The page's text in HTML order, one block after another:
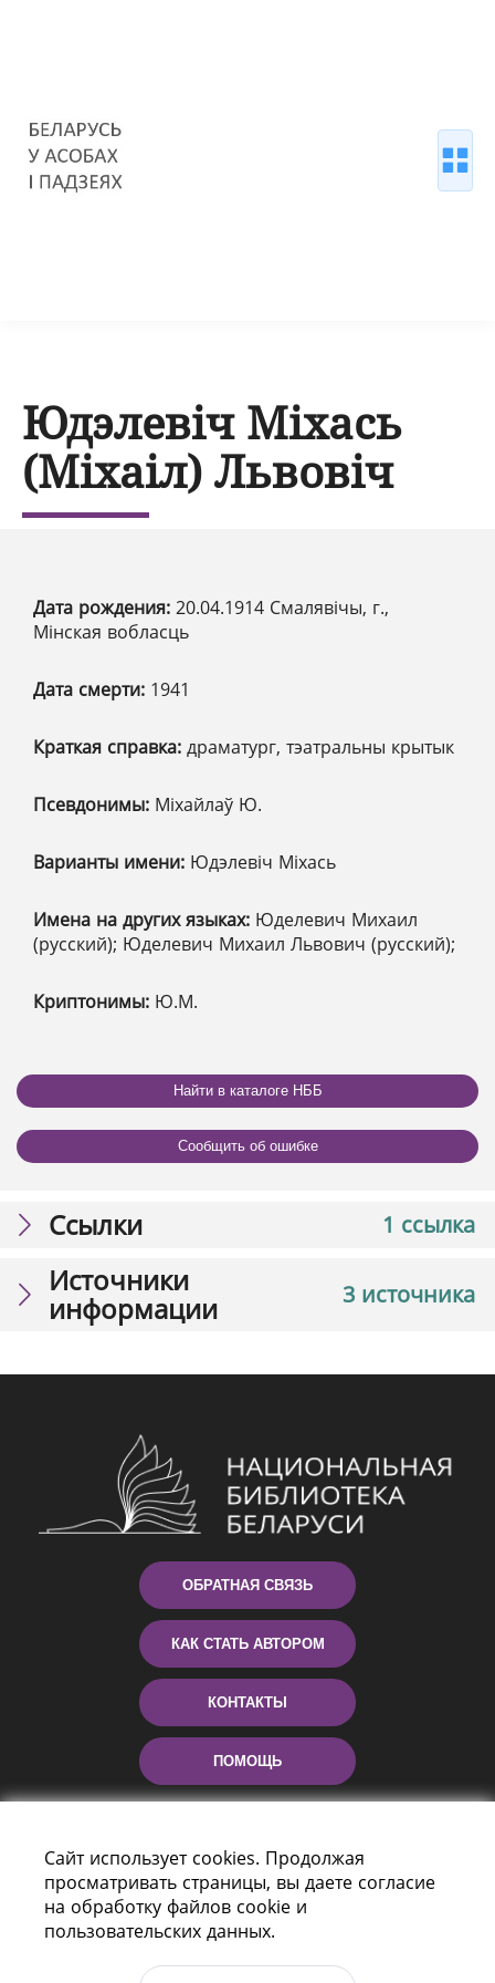
Юдэлевіч Міхась
(Міхаіл) Львовіч
Дата рождения: 20.04.1914 Смалявічы, г.,
Мінская вобласць
Дата смерти: 1941
Краткая справка: драматург, тэатральны крытык
Псевдонимы: Міхайлаў Ю.
Варианты имени: Юдэлевіч Міхась
Имена на других языках: Юделевич Михаил
(русский); Юделевич Михаил Львович (русский);
Криптонимы: Ю.М.
Найти в каталоге НББ
Сообщить об ошибке
1 ссылка
Ссылки
3 источника
Источники
информации
ОБРАТНАЯ СВЯЗЬ
КАК СТАТЬ АВТОРОМ
КОНТАКТЫ
ПОМОЩЬ
Пр-т Независимости 116
Сайт использует cookies. Продолжая
просматривать страницы, вы даете согласие
на обработку файлов cookie и
пользовательских данных.